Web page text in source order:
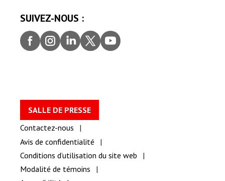
SUIVEZ-NOUS :
Faceb
ook
Insta
gram
Linke
dIn
Twitt
er
youtu
be
SALLE DE PRESSE
Contactez-nous
Avis de confidentialité
Conditions d’utilisation du site web
Modalité de témoins